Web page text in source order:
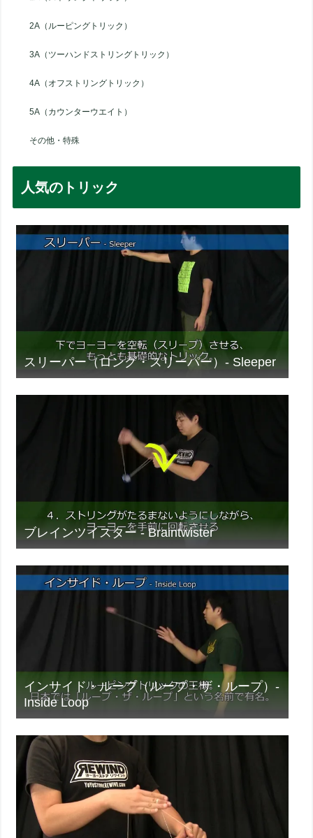
2A（ルーピングトリック）
3A（ツーハンドストリングトリック）
4A（オフストリングトリック）
5A（カウンターウエイト）
その他・特殊
人気のトリック
スリーパー（ロング・スリーパー）- Sleeper
ブレインツイスター - Braintwister
インサイド・ループ（ループ・ザ・ループ）-
Inside Loop